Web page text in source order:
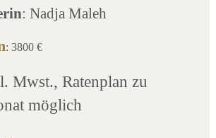
: Nadja Maleh
: 3800 €
Mwst., Ratenplan zu
möglich